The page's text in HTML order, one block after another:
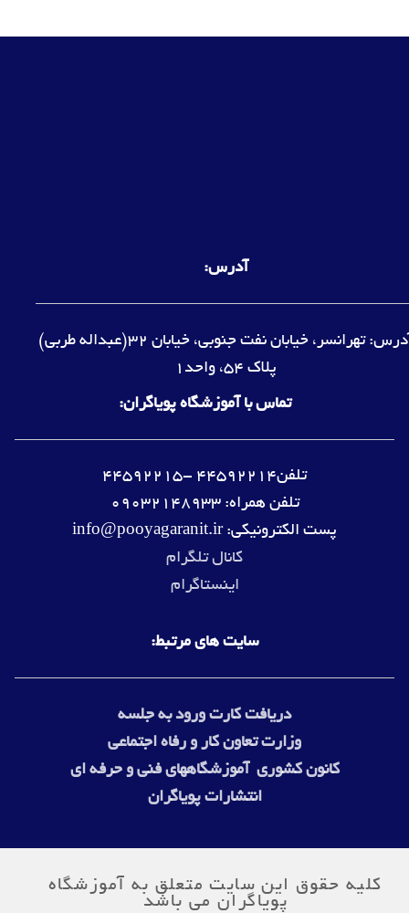
آدرس:
آدرس: تهرانسر، خیابان نفت جنوبی، خیابان 32(عبداله طربی)
پلاک 54، واحد1
تماس با آموزشگاه پویاگران:
تلفن44592214 -44592215
تلفن همراه: 09032148933
پست الکترونیکی: info@pooyagaranit.ir
کانال تلگرام
اینستاگرام
سایت های مرتبط:
دریافت کارت ورود به جلسه
وزارتتعاون کار و رفاه اجتماعی
کانون کشوری آموزشگاههای فنی و حرفه ای
انتشارات پویاگران
کلیه حقوق این سایت متعلق به آموزشگاه
پویاگران می باشد